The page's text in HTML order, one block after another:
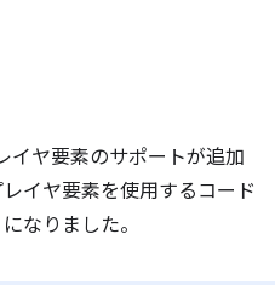
イヤ要素のサポートが追加
イヤ要素を使用するコード
なりました。